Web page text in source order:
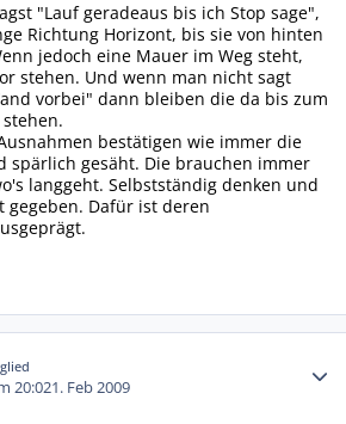
"Lauf geradeaus bis ich Stop sage",
Richtung Horizont, bis sie von hinten
jedoch eine Mauer im Weg steht,
stehen. Und wenn man nicht sagt
vorbei" dann bleiben die da bis zum
bestätigen wie immer die
spärlich gesäht. Die brauchen immer
langgeht. Selbstständig denken und
Dafür ist deren
20:021. Feb 2009